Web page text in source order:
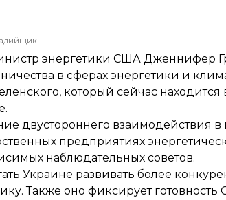
энергетики США Дженнифер
в сферах энергетики и
который сейчас
двустороннего взаимодействия в
предприятиях
наблюдательных советов.
Украине развивать более
Также оно фиксирует готовность